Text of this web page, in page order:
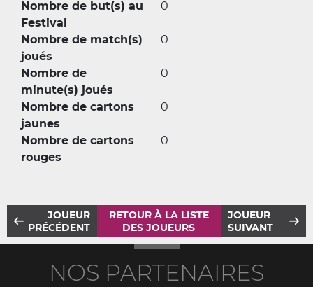
Nombre de but(s) au
Festival
0
Nombre de match(s)
joués
0
Nombre de
minute(s) joués
0
Nombre de cartons
jaunes
0
Nombre de cartons
rouges
0
JOUEUR
PRÉCÉDENT
RETOUR À LA LISTE
DES JOUEURS
JOUEUR
SUIVANT
NOS PARTENAIRES